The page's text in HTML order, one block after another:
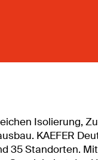
Isolierung,
KAEFER
35 Standorten.